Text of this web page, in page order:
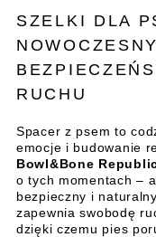
SZELKI DLA
RUCHU
Spacer z psem to
emocje i budowanie
Bowl&Bone
o tych momentach –
bezpieczny i
zapewnia swobodę
dzięki czemu pies